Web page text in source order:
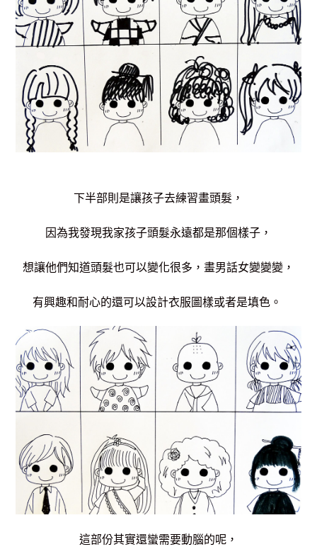
下半部則是讓孩子去練習畫頭髮，
因為我發現我家孩子頭髮永遠都是那個樣子，
想讓他們知道頭髮也可以變化很多，畫男話女變變變，
有興趣和耐心的還可以設計衣服圖樣或者是填色。
這部份其實還蠻需要動腦的呢，